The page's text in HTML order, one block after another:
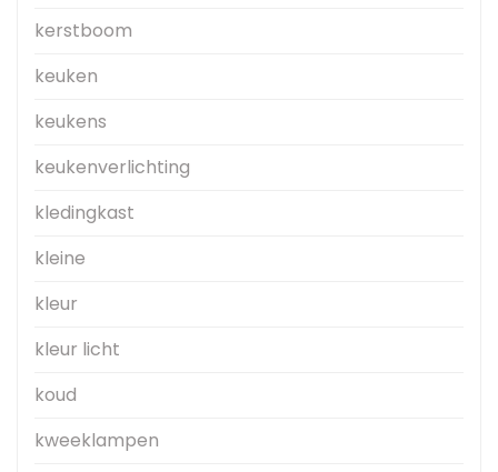
kerstboom
keuken
keukens
keukenverlichting
kledingkast
kleine
kleur
kleur licht
koud
kweeklampen